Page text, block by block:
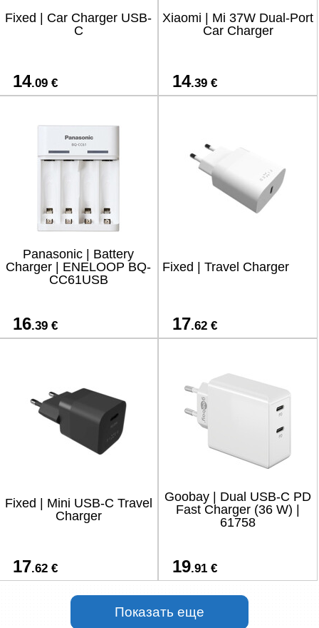
Fixed | Car Charger USB-
C
14.09 €
Xiaomi | Mi 37W Dual-Port
Car Charger
14.39 €
Panasonic | Battery
Charger | ENELOOP BQ-
CC61USB
16.39 €
Fixed | Travel Charger
17.62 €
Fixed | Mini USB-C Travel
Charger
17.62 €
Goobay | Dual USB-C PD
Fast Charger (36 W) |
61758
19.91 €